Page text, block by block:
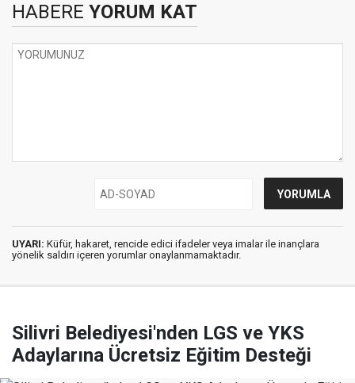
HABERE YORUM KAT
UYARI: Küfür, hakaret, rencide edici ifadeler veya imalar ile inançlara
yönelik saldırı içeren yorumlar onaylanmamaktadır.
Silivri Belediyesi'nden LGS ve YKS
Adaylarına Ücretsiz Eğitim Desteği